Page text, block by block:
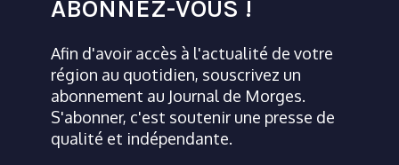
ABONNEZ-VOUS !
Afin d'avoir accès à l'actualité de votre
région au quotidien, souscrivez un
abonnement au Journal de Morges.
S'abonner, c'est soutenir une presse de
qualité et indépendante.